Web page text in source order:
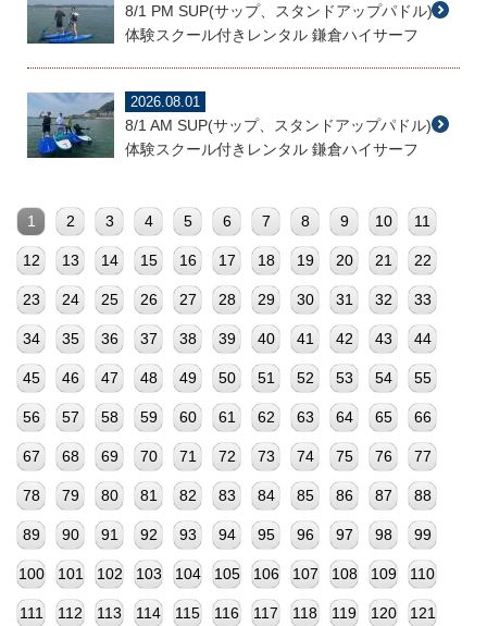
8/1 PM SUP(サップ、スタンドアップパドル)
体験スクール付きレンタル 鎌倉ハイサーフ
2026.08.01
8/1 AM SUP(サップ、スタンドアップパドル)
体験スクール付きレンタル 鎌倉ハイサーフ
1 2 3 4 5 6 7 8 9 10 11
12 13 14 15 16 17 18 19 20 21 22
23 24 25 26 27 28 29 30 31 32 33
34 35 36 37 38 39 40 41 42 43 44
45 46 47 48 49 50 51 52 53 54 55
56 57 58 59 60 61 62 63 64 65 66
67 68 69 70 71 72 73 74 75 76 77
78 79 80 81 82 83 84 85 86 87 88
89 90 91 92 93 94 95 96 97 98 99
100 101 102 103 104 105 106 107 108 109 110
111 112 113 114 115 116 117 118 119 120 121